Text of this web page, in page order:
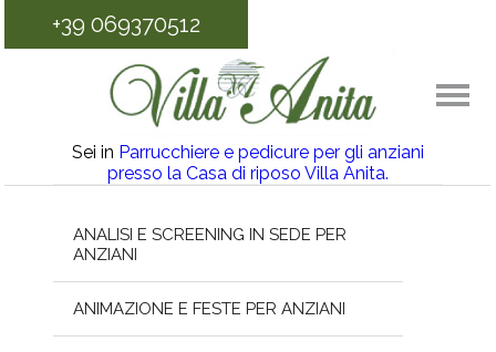
+39 069370512
Sei in Parrucchiere e pedicure per gli anziani
presso la Casa di riposo Villa Anita.
ANALISI E SCREENING IN SEDE PER
ANZIANI
ANIMAZIONE E FESTE PER ANZIANI